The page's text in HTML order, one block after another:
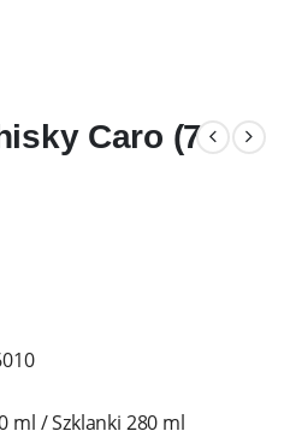
Caro (7
ml / Szklanki 280 ml